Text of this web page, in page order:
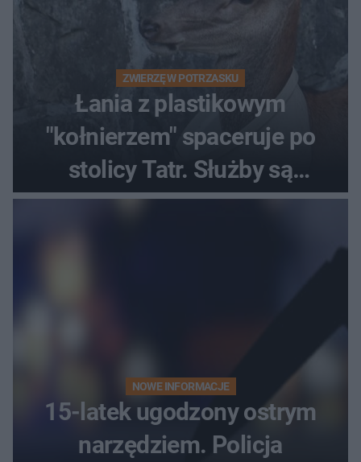
ZWIERZĘ W POTRZASKU
Łania z plastikowym
"kołnierzem" spaceruje po
stolicy Tatr. Służby są
bezradne
NOWE INFORMACJE
15-latek ugodzony ostrym
narzędziem. Policja